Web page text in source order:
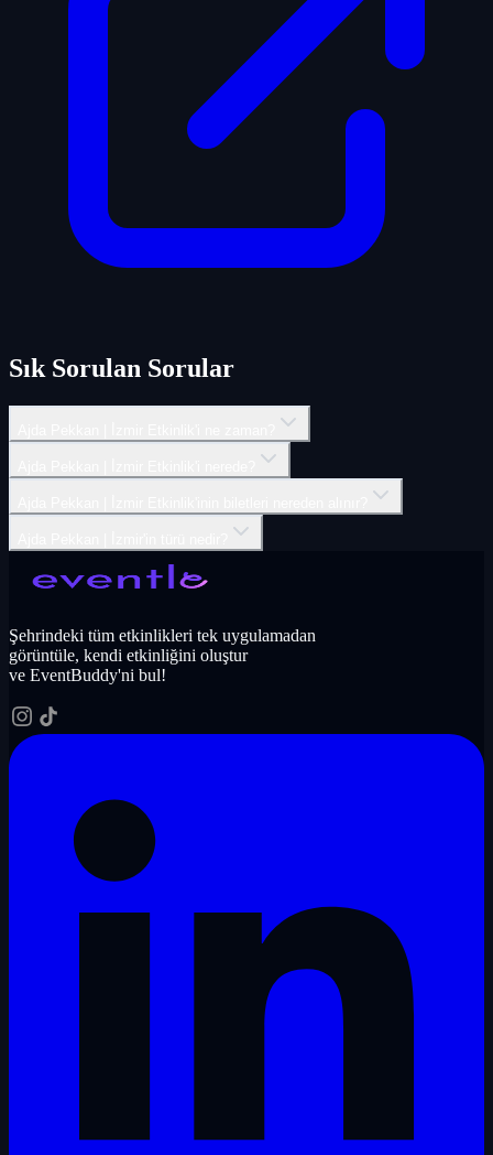
Sık Sorulan Sorular
Şehrindeki tüm etkinlikleri tek uygulamadan
görüntüle, kendi etkinliğini oluştur
ve EventBuddy'ni bul!